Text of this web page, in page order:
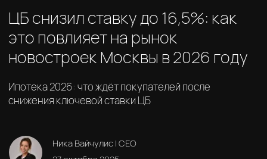
27 октября 2025
снижения ключевой ставки ЦБ